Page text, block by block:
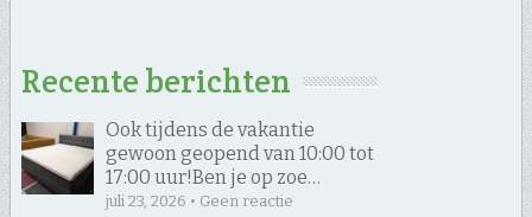
Recente berichten
Ook tijdens de vakantie
gewoon geopend van 10:00 tot
17:00 uur! ​Ben je op zoe…
juli 23, 2026 • Geen reactie